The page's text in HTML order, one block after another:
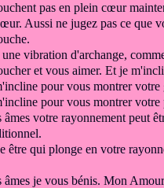
pas en plein cœur
Aussi ne jugez pas ce que
une vibration d'archange,
et vous aimer. Et je
pour vous montrer votre
pour vous montrervotre
âmes votre rayonnement peut
être qui plonge en votre
âmes je vous bénis. Mon